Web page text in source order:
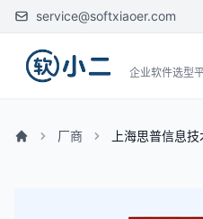
service@softxiaoer.com
企业软件选型
厂商 上海思普信息